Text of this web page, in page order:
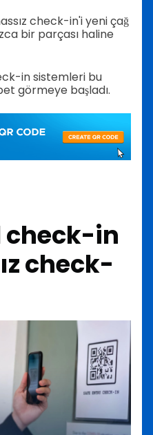
check-in'i yeni çağ
bir parçası haline
in sistemleri bu
görmeye başladı.
check-in
check-